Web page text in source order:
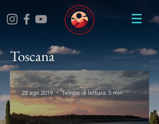
Toscana
22 ago 2019 Tempo di lettura: 5 min